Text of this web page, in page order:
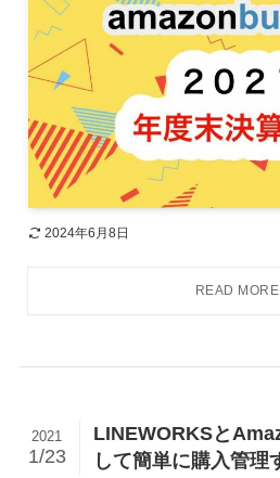
2024年6月8日
LINEWORKSと
して簡単に購入管理
2021
1/23